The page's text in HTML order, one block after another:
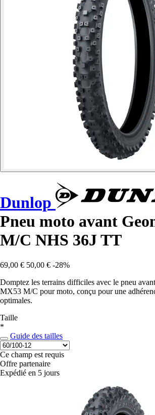
Dunlop
Pneu moto avant
M/C NHS 36J TT
69,00 € 50,00 € -28%
Domptez les terrains difficiles avec le pneu
MX53 M/C pour moto, conçu pour une
optimales.
Taille
*
Guide des tailles
Ce champ est requis
Offre partenaire
Expédié en 5 jours